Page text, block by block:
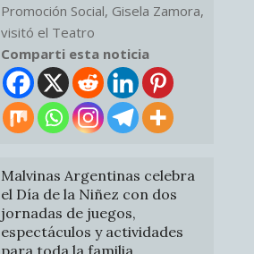
Promoción Social, Gisela Zamora,
visitó el Teatro
Comparti esta noticia
Malvinas Argentinas celebra
el Día de la Niñez con dos
jornadas de juegos,
espectáculos y actividades
para toda la familia